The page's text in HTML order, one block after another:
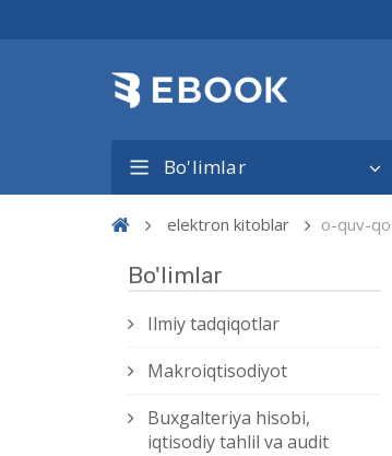
Bo'limlar
elektron kitoblar o-quv-
Bo'limlar
Ilmiy tadqiqotlar
Makroiqtisodiyot
Buxgalteriya hisobi,
iqtisodiy tahlil va audit